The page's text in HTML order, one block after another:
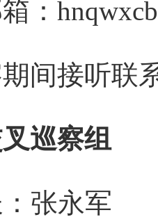
：
接听联系
巡察组
永军